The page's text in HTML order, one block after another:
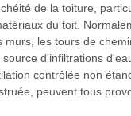
de la toiture,
du toit.
les tours de
d'infiltrations
contrôlée non
peuvent tous